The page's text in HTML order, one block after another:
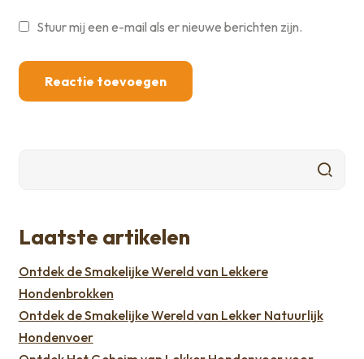
Stuur mij een e-mail als er nieuwe berichten zijn.
Laatste artikelen
Ontdek de Smakelijke Wereld van Lekkere
Hondenbrokken
Ontdek de Smakelijke Wereld van Lekker Natuurlijk
Hondenvoer